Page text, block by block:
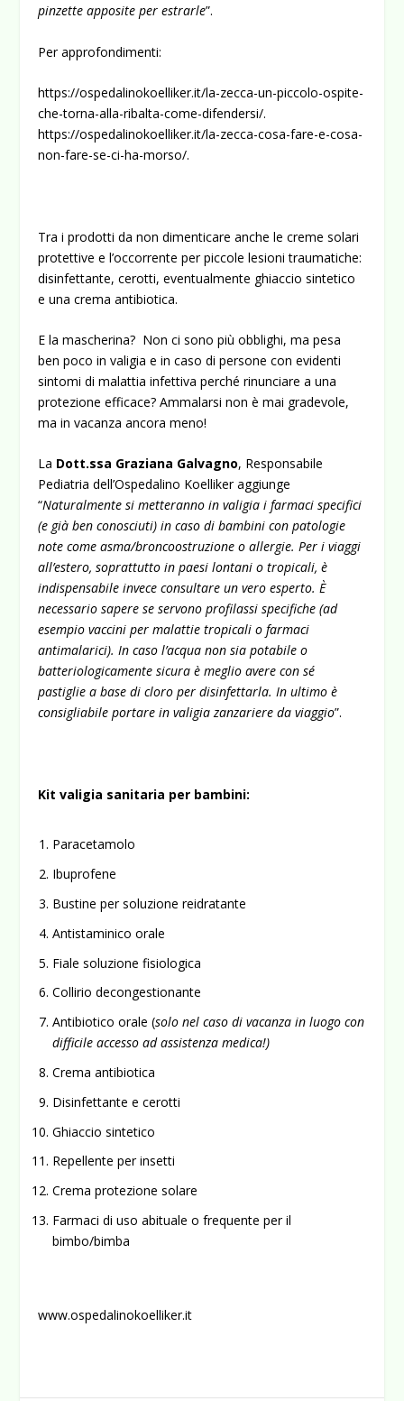
pinzette apposite per estrarle”.
Per approfondimenti:
https://ospedalinokoelliker.it/la-zecca-un-piccolo-ospite-
che-torna-alla-ribalta-come-difendersi/.
https://ospedalinokoelliker.it/la-zecca-cosa-fare-e-cosa-
non-fare-se-ci-ha-morso/.
Tra i prodotti da non dimenticare anche le creme solari
protettive e l’occorrente per piccole lesioni traumatiche:
disinfettante, cerotti, eventualmente ghiaccio sintetico
e una crema antibiotica.
E la mascherina? Non ci sono più obblighi, ma pesa
ben poco in valigia e in caso di persone con evidenti
sintomi di malattia infettiva perché rinunciare a una
protezione efficace? Ammalarsi non è mai gradevole,
ma in vacanza ancora meno!
La Dott.ssa Graziana Galvagno, Responsabile
Pediatria dell’Ospedalino Koelliker aggiunge
“Naturalmente si metteranno in valigia i farmaci specifici
(e già ben conosciuti) in caso di bambini con patologie
note come asma/broncoostruzione o allergie. Per i viaggi
all’estero, soprattutto in paesi lontani o tropicali, è
indispensabile invece consultare un vero esperto. È
necessario sapere se servono profilassi specifiche (ad
esempio vaccini per malattie tropicali o farmaci
antimalarici). In caso l’acqua non sia potabile o
batteriologicamente sicura è meglio avere con sé
pastiglie a base di cloro per disinfettarla. In ultimo è
consigliabile portare in valigia zanzariere da viaggio”.
Kit valigia sanitaria per bambini:
Paracetamolo
Ibuprofene
Bustine per soluzione reidratante
Antistaminico orale
Fiale soluzione fisiologica
Collirio decongestionante
Antibiotico orale (solo nel caso di vacanza in luogo con
difficile accesso ad assistenza medica!)
Crema antibiotica
Disinfettante e cerotti
Ghiaccio sintetico
Repellente per insetti
Crema protezione solare
Farmaci di uso abituale o frequente per il
bimbo/bimba
www.ospedalinokoelliker.it